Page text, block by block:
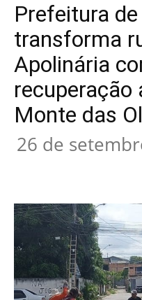
Prefeitura
transforma
Apolinária
Monte das
26 de